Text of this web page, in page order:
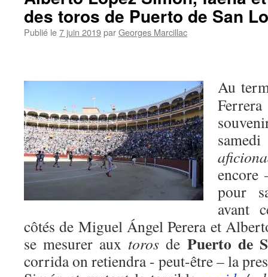
des toros de Puerto de San
Publié le7 juin 2019parGeorges Marcillac
Au
encore
pour
avant
côtés de Miguel Ángel Perera et
se mesurer aux toros de Puerto de
corrida on retiendra - peut-être – la